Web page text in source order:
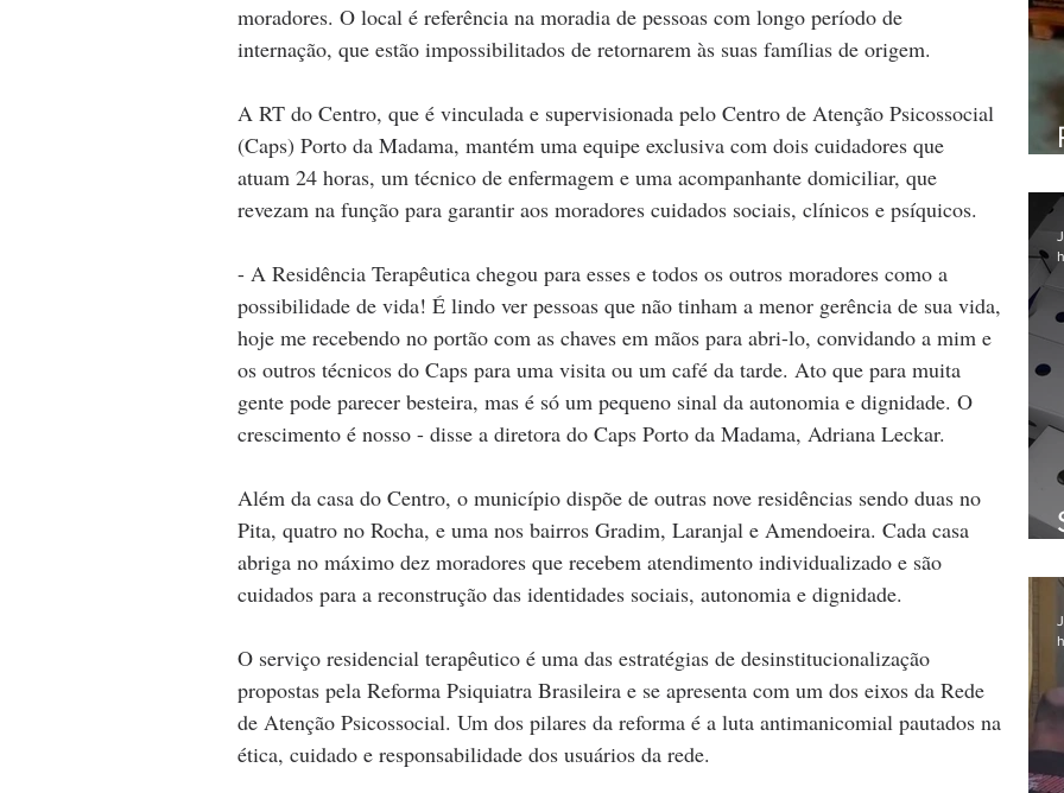
moradores. O local é referência na moradia de pessoas com longo período de
internação, que estão impossibilitados de retornarem às suas famílias de origem.
A RT do Centro, que é vinculada e supervisionada pelo Centro de Atenção Psicossocial
(Caps) Porto da Madama, mantém uma equipe exclusiva com dois cuidadores que
atuam 24 horas, um técnico de enfermagem e uma acompanhante domiciliar, que
revezam na função para garantir aos moradores cuidados sociais, clínicos e psíquicos.
- A Residência Terapêutica chegou para esses e todos os outros moradores como a
possibilidade de vida! É lindo ver pessoas que não tinham a menor gerência de sua vida,
hoje me recebendo no portão com as chaves em mãos para abri-lo, convidando a mim e
os outros técnicos do Caps para uma visita ou um café da tarde. Ato que para muita
gente pode parecer besteira, mas é só um pequeno sinal da autonomia e dignidade. O
crescimento é nosso - disse a diretora do Caps Porto da Madama, Adriana Leckar.
Além da casa do Centro, o município dispõe de outras nove residências sendo duas no
Pita, quatro no Rocha, e uma nos bairros Gradim, Laranjal e Amendoeira. Cada casa
abriga no máximo dez moradores que recebem atendimento individualizado e são
cuidados para a reconstrução das identidades sociais, autonomia e dignidade.
O serviço residencial terapêutico é uma das estratégias de desinstitucionalização
propostas pela Reforma Psiquiatra Brasileira e se apresenta com um dos eixos da Rede
de Atenção Psicossocial. Um dos pilares da reforma é a luta antimanicomial pautados na
ética, cuidado e responsabilidade dos usuários da rede.